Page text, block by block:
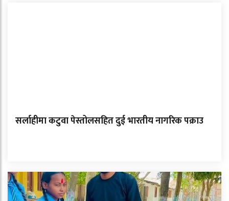
सर्लाहीमा कटुवा पेस्तोलसहित दुई भारतीय नागरिक पक्राउ